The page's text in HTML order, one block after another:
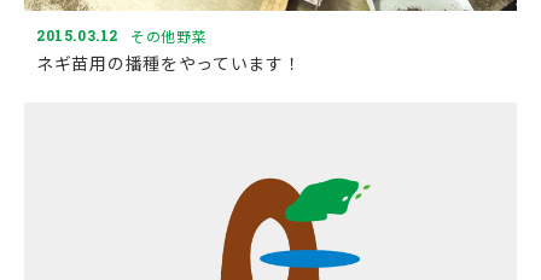
2015.03.12 その他野菜
ネギ苗用の播種をやっています！